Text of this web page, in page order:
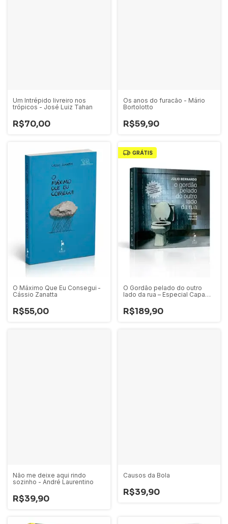
Um Intrépido livreiro nos
trópicos - José Luiz Tahan
R$70,00
Os anos do furacão - Mário
Bortolotto
R$59,90
O Máximo Que Eu Consegui -
Cássio Zanatta
R$55,00
GRÁTIS
O Gordão pelado do outro
lado da rua – Especial Capa
R$189,90
Não me deixe aqui rindo
sozinho - André Laurentino
R$39,90
Causos da Bola
R$39,90